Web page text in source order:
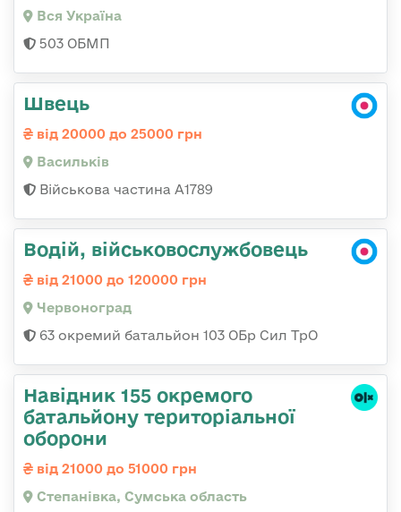
Вся Україна
503 ОБМП
Швець
від 20000 до 25000 грн
Васильків
Військова частина А1789
Водій, військовослужбовець
від 21000 до 120000 грн
Червоноград
63 окремий батальйон 103 ОБр Сил ТрО
Навідник 155 окремого
батальйону територіальної
оборони
від 21000 до 51000 грн
Степанівка, Сумська область